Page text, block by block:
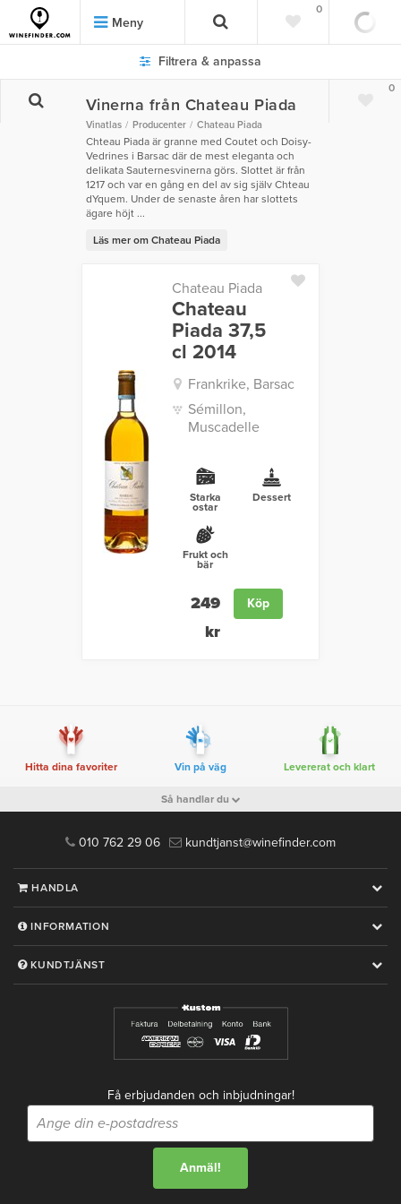
Meny
0
0
Filtrera & anpassa
Vinerna från Chateau Piada
Vinatlas Producenter Chateau Piada
Chteau Piada är granne med Coutet och Doisy-
Vedrines i Barsac där de mest eleganta och
delikata Sauternesvinerna görs. Slottet är från
1217 och var en gång en del av sig själv Chteau
dYquem. Under de senaste åren har slottets
ägare höjt ...
Läs mer om Chateau Piada
Chateau Piada
Chateau
Piada 37,5
cl 2014
Frankrike, Barsac
Sémillon,
Muscadelle
Starka
ostar
Dessert
Frukt och
bär
249
kr
Köp
Hitta dina favoriter Vin på väg Levererat och klart
Så handlar du
010 762 29 06 kundtjanst@winefinder.com
HANDLA
INFORMATION
KUNDTJÄNST
Få erbjudanden och inbjudningar!